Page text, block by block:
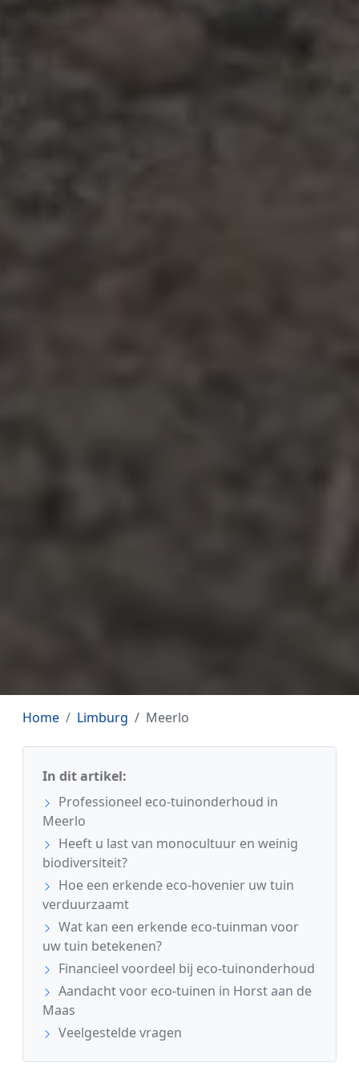
Home Limburg Meerlo
In dit artikel:
Professioneel eco-tuinonderhoud in
Meerlo
Heeft u last van monocultuur en weinig
biodiversiteit?
Hoe een erkende eco-hovenier uw tuin
verduurzaamt
Wat kan een erkende eco-tuinman voor
uw tuin betekenen?
Financieel voordeel bij eco-tuinonderhoud
Aandacht voor eco-tuinen in Horst aan de
Maas
Veelgestelde vragen